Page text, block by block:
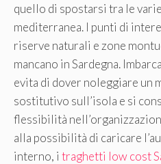
quello di spostarsi tra le
mediterranea. I punti di
riserve naturali e zone
mancano in Sardegna.
evita di dover noleggiare un
sostitutivo sull’isola e si
flessibilità
alla possibilità di caricare
interno, i traghetti low cost